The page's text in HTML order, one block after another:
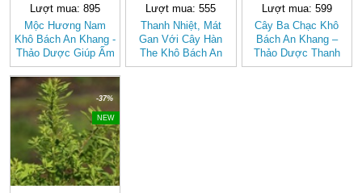
Lượt mua: 895
Mộc Hương Nam
Khô Bách An Khang -
Thảo Dược Giúp Ấm
Bụng, Hành Khí,
Giảm Đầy Hơi
Lượt mua: 555
Thanh Nhiệt, Mát
Gan Với Cây Hàn
The Khô Bách An
Khang Chính Hãng
Lượt mua: 599
Cây Ba Chạc Khô
Bách An Khang –
Thảo Dược Thanh
Nhiệt, Giải Độc Gan
-37%
NEW